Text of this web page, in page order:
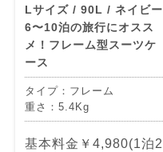
Lサイズ / 90L / ネイビー
6〜10泊の旅行にオスス
メ！フレーム型スーツケ
ース
タイプ：フレーム
重さ：5.4Kg
基本料金￥4,980(1泊2